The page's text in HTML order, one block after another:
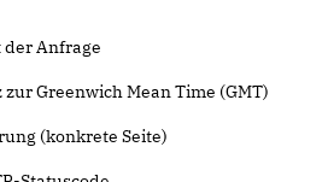
Anfrage
Greenwich Mean Time (GMT)
(konkrete Seite)